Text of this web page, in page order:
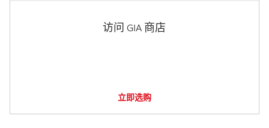
访问 GIA 商店
立即选购